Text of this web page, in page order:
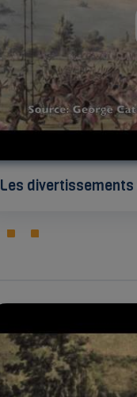
Les divertissements